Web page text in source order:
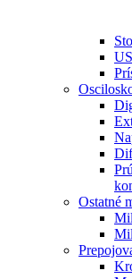
Ostatné